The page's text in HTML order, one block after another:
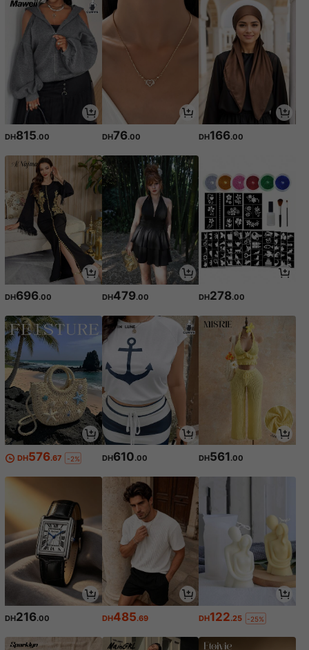
DH815.00 DH76.00 DH166.00
DH696.00 DH479.00 DH278.00
DH576.67 -2% DH610.00 DH561.00
DH216.00 DH485.69 DH122.25 -25%